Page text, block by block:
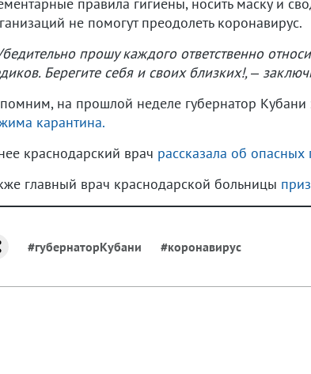
не помогут преодолеть коронавирус.
прошу каждого ответственно
Берегите себя и своих близких!, –
на прошлой неделе губернатор Кубани
карантина.
краснодарский врач рассказала об опасных
главный врач краснодарской больницы
#губернаторКубани #коронавирус